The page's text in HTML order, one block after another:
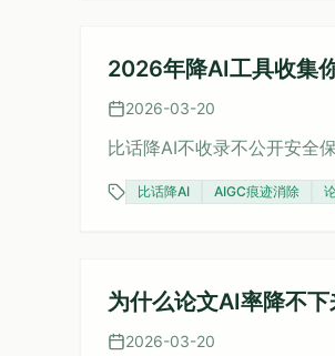
2026年降AI工具收集
2026-03-20
比话降AI不收录不公开安全
比话降AI AIGC痕迹消除
为什么论文AI率降不
2026-03-20